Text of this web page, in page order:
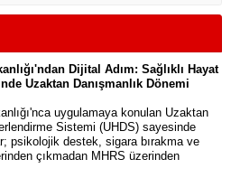
Dijital Adım: Sağlıklı Hayat
Uzaktan Danışmanlık Dönemi
uygulamaya konulan Uzaktan
Sistemi (UHDS) sayesinde
psikolojik destek, sigara bırakma ve
çıkmadan MHRS üzerinden